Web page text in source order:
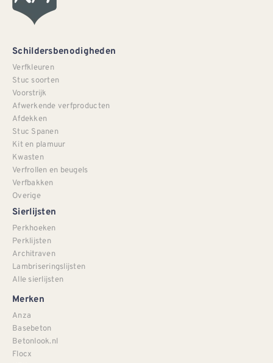
Schildersbenodigheden
Verfkleuren
Stuc soorten
Voorstrijk
Afwerkende verfproducten
Afdekken
Stuc Spanen
Kit en plamuur
Kwasten
Verfrollen en beugels
Verfbakken
Overige
Sierlijsten
Perkhoeken
Perklijsten
Architraven
Lambriseringslijsten
Alle sierlijsten
Merken
Anza
Basebeton
Betonlook.nl
Flocx